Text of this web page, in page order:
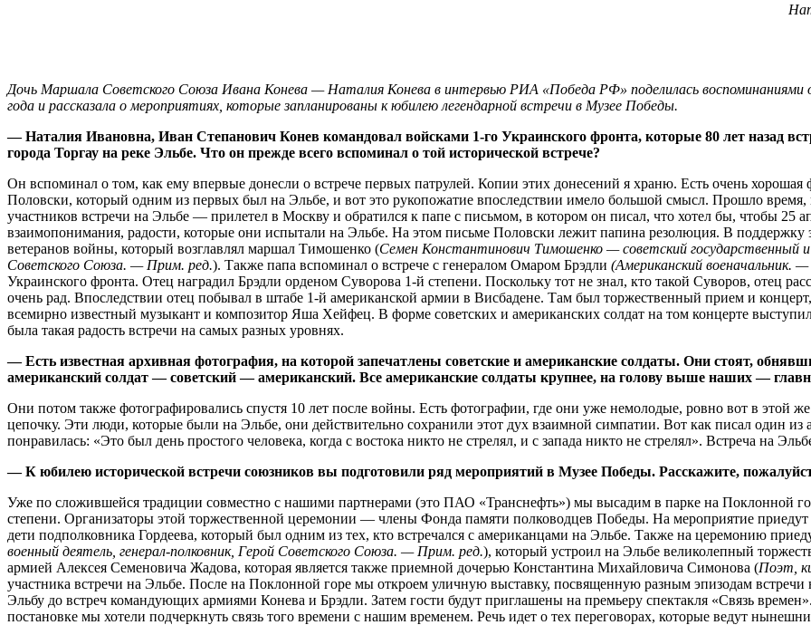
Дочь Маршала Советского Союза Ивана Конева — Наталия Конева в интервью РИА «Победа РФ» поделилась
года и рассказала о мероприятиях, которые запланированы к юбилею легендарной встречи в Музее Победы.
— Наталия Ивановна, Иван Степанович Конев командовал войсками 1-го Украинского фронта, которые 80 лет назад
города Торгау на реке Эльбе. Что он прежде всего вспоминал о той исторической встрече?
Он вспоминал о том, как ему впервые донесли о встрече первых патрулей. Копии этих донесений я храню. Есть очень
Половски, который одним из первых был на Эльбе, и вот это рукопожатие впоследствии имело большой смысл. Прошло
участников встречи на Эльбе — прилетел в Москву и обратился к папе с письмом, в котором он писал, что хотел бы, чтобы
взаимопонимания, радости, которые они испытали на Эльбе. На этом письме Половски лежит папина резолюция. В поддержку
ветеранов войны, который возглавлял маршал Тимошенко (Семен Константинович Тимошенко — советский
Советского Союза. — Прим. ред.). Также папа вспоминал о встрече с генералом Омаром Брэдли (Американский военачальник.
Украинского фронта. Отец наградил Брэдли орденом Суворова 1-й степени. Поскольку тот не знал, кто такой Суворов, отец
очень рад. Впоследствии отец побывал в штабе 1-й американской армии в Висбадене. Там был торжественный прием и
всемирно известный музыкант и композитор Яша Хейфец. В форме советских и американских солдат на том концерте
была такая радость встречи на самых разных уровнях.
— Есть известная архивная фотография, на которой запечатлены советские и американские солдаты. Они стоят,
американский солдат — советский — американский. Все американские солдаты крупнее, на голову выше наших —
Они потом также фотографировались спустя 10 лет после войны. Есть фотографии, где они уже немолодые, ровно вот в этой же
цепочку. Эти люди, которые были на Эльбе, они действительно сохранили этот дух взаимной симпатии. Вот как писал один из
понравилась: «Это был день простого человека, когда с востока никто не стрелял, и с запада никто не стрелял». Встреча на
— К юбилею исторической встречи союзников вы подготовили ряд мероприятий в Музее Победы. Расскажите,
Уже по сложившейся традиции совместно с нашими партнерами (это ПАО «Транснефть») мы высадим в парке на Поклонной
степени. Организаторы этой торжественной церемонии — члены Фонда памяти полководцев Победы. На мероприятие приедут
дети подполковника Гордеева, который был одним из тех, кто встречался с американцами на Эльбе. Также на церемонию
военный деятель, генерал-полковник, Герой Советского Союза. — Прим. ред.), который устроил на Эльбе великолепный
армией Алексея Семеновича Жадова, которая является также приемной дочерью Константина Михайловича Симонова (Поэт,
участника встречи на Эльбе. После на Поклонной горе мы откроем уличную выставку, посвященную разным эпизодам встречи
Эльбу до встреч командующих армиями Конева и Брэдли. Затем гости будут приглашены на премьеру спектакля «Связь
постановке мы хотели подчеркнуть связь того времени с нашим временем. Речь идет о тех переговорах, которые ведут